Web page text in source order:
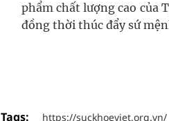
phẩm chất lượng cao của
đồng thời thúc đẩy sứ
Tags: https://suckhoeviet.org.vn/